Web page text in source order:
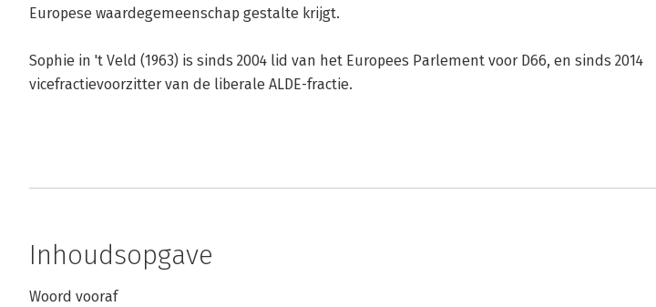
Europese waardegemeenschap gestalte krijgt.
Sophie in 't Veld (1963) is sinds 2004 lid van het Europees Parlement voor D66, en sinds 2014
vicefractievoorzitter van de liberale ALDE-fractie.
Inhoudsopgave
Woord vooraf